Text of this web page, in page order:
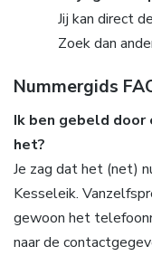
Jij kan direct
Zoek dan
Nummergids
Ik ben gebeld door
het?
Je zag dat het (net)
Kesseleik.
gewoon het
naar de